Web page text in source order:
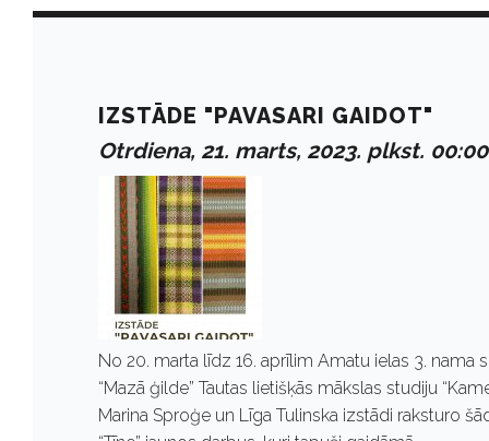
IZSTĀDE "PAVASARI GAIDOT"
Otrdiena, 21. marts, 2023. plkst. 00:00
No 20. marta līdz 16. aprīlim Amatu ielas 3. nama
“Mazā ģilde” Tautas lietišķās mākslas studiju
Marina Sproģe un Līga Tulinska izstādi raksturo